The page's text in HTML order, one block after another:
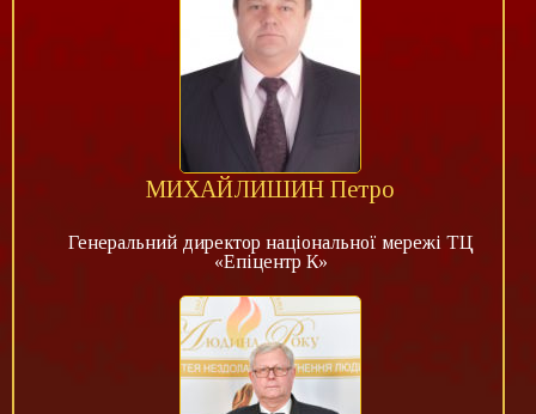
МИХАЙЛИШИН Петро
Генеральний директор національної мережі ТЦ
«Епіцентр К»